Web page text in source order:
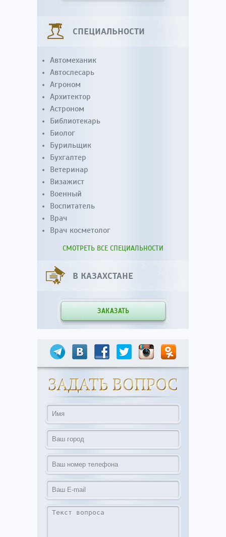
СПЕЦИАЛЬНОСТИ
Автомеханик
Автослесарь
Агроном
Архитектор
Астроном
Библиотекарь
Биолог
Бурильщик
Бухгалтер
Ветеринар
Визажист
Военный
Воспитатель
Врач
Врач косметолог
СМОТРЕТЬ ВСЕ СПЕЦИАЛЬНОСТИ
В КАЗАХСТАНЕ
ЗАКАЗАТЬ